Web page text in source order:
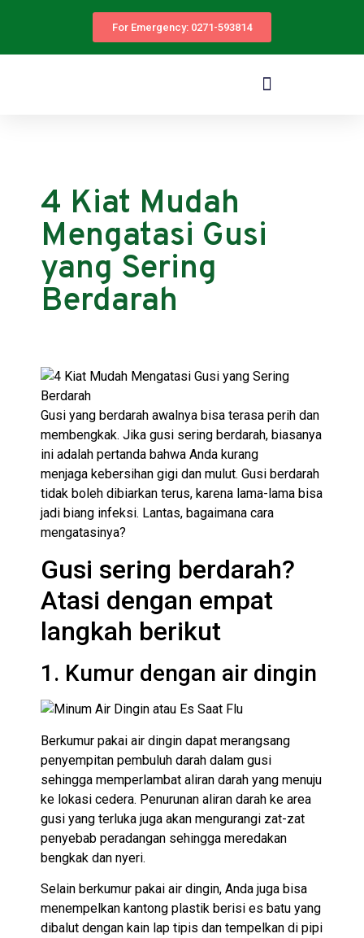
For Emergency: 0271-593814
4 Kiat Mudah
Mengatasi Gusi
yang Sering
Berdarah
Gusi yang berdarah awalnya bisa terasa perih dan
membengkak. Jika gusi sering berdarah, biasanya
ini adalah pertanda bahwa Anda kurang
menjaga kebersihan gigi dan mulut. Gusi berdarah
tidak boleh dibiarkan terus, karena lama-lama bisa
jadi biang infeksi. Lantas, bagaimana cara
mengatasinya?
Gusi sering berdarah?
Atasi dengan empat
langkah berikut
1. Kumur dengan air dingin
Berkumur pakai air dingin dapat merangsang
penyempitan pembuluh darah dalam gusi
sehingga memperlambat aliran darah yang menuju
ke lokasi cedera. Penurunan aliran darah ke area
gusi yang terluka juga akan mengurangi zat-zat
penyebab peradangan sehingga meredakan
bengkak dan nyeri.
Selain berkumur pakai air dingin, Anda juga bisa
menempelkan kantong plastik berisi es batu yang
dibalut dengan kain lap tipis dan tempelkan di pipi